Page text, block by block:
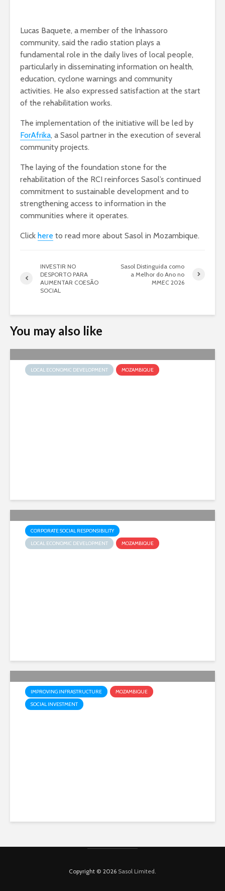
Lucas Baquete, a member of the Inhassoro
community, said the radio station plays a
fundamental role in the daily lives of local people,
particularly in disseminating information on health,
education, cyclone warnings and community
activities. He also expressed satisfaction at the start
of the rehabilitation works.
The implementation of the initiative will be led by
ForAfrika, a Sasol partner in the execution of several
community projects.
The laying of the foundation stone for the
rehabilitation of the RCI reinforces Sasol’s continued
commitment to sustainable development and to
strengthening access to information in the
communities where it operates.
Click here to read more about Sasol in Mozambique.
INVESTIR NO
DESPORTO PARA
AUMENTAR COESÃO
SOCIAL
Sasol Distinguida como
a Melhor do Ano no
MMEC 2026
You may also like
LOCAL ECONOMIC DEVELOPMENT MOZAMBIQUE
CORPORATE SOCIAL RESPONSIBILITY
LOCAL ECONOMIC DEVELOPMENT
MOZAMBIQUE
IMPROVING INFRASTRUCTURE
MOZAMBIQUE
SOCIAL INVESTMENT
Copyright © 2026 Sasol Limited